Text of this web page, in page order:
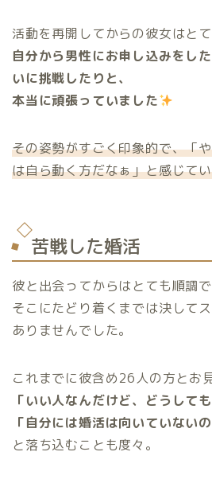
活動を再開してからの彼女はとて
自分から男性にお申し込みをし
いに挑戦したりと、
本当に頑張っていました
その姿勢がすごく印象的で、「
は自ら動く方だなぁ」と感じて
苦戦した婚活
彼と出会ってからはとても順調で
そこにたどり着くまでは決して
ありませんでした。
これまでに彼含め26人の方とお
「いい人なんだけど、どうして
「自分には婚活は向いていない
と落ち込むことも度々。